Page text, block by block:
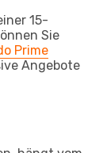
15-
Sie
Prime
Angebote